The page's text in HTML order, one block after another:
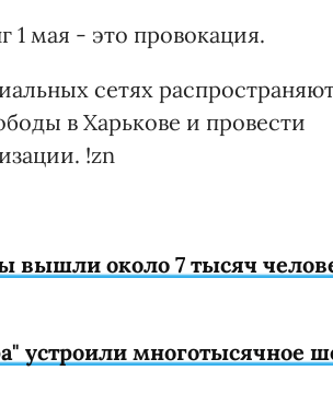
1 мая - это провокация.
сетях
в Харькове и провести
!zn
вышли около 7 тысяч
устроили многотысячное